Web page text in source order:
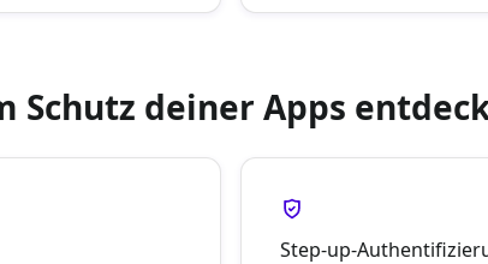
deiner Apps
Step-up-